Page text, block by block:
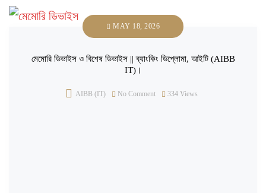
MAY 18, 2026
মেমোরি ডিভাইস ও বিশেষ ডিভাইস || ব্যাংকিং ডিপ্লোমা, আইটি (AIBB
IT)।
AIBB (IT) No Comment 334 Views